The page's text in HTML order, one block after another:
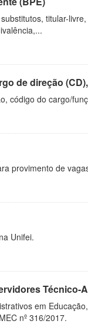
titular-
de direção
código do cargo/
provimento de
Unifei.
Técnico-
em
nº 316/2017.